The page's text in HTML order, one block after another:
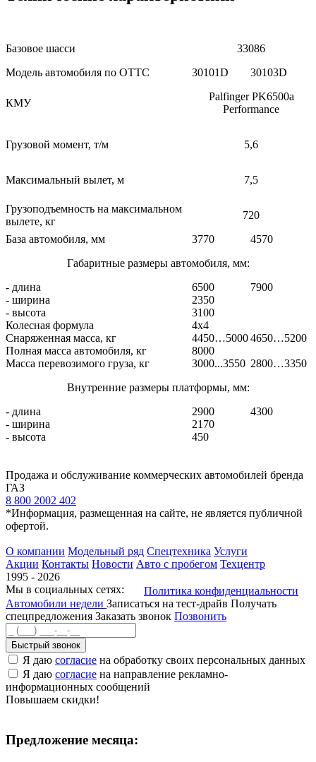
Базовое шасси
33086
Модель автомобиля по ОТТС
30101D 30103D
КМУ
Palfinger PK6500а
Performance
Грузовой момент, т/м 5,6
Максимальный вылет, м 7,5
Грузоподъемность на максимальном
вылете, кг
720
База автомобиля, мм
3770
4570
Габаритные размеры автомобиля, мм:
- длина
6500
7900
- ширина
2350
- высота
3100
Колесная формула
4х4
Снаряженная масса, кг
4450…50004650…5200
Полная масса автомобиля, кг
8000
Масса перевозимого груза, кг
3000...3550 2800…3350
Внутренние размеры платформы, мм:
- длина
2900
4300
- ширина
2170
- высота
450
Продажа и обслуживание коммерческих автомобилей бренда
ГАЗ
8 800 2002 402
*Информация, размещенная на сайте, не является публичной
офертой.
О компании Модельный ряд Спецтехника Услуги
Акции Контакты Новости Авто с пробегом Техцентр
1995 - 2026
Мы в социальных сетях:
Политика конфиденциальности
Автомобили недели Записаться на тест-драйв Получать
спецпредложения Заказать звонок Позвонить
Быстрый звонок
Я даю согласие на обработку своих персональных данных
Я даю согласие на направление рекламно-
информационных сообщений
Повышаем скидки!
Предложение месяца: